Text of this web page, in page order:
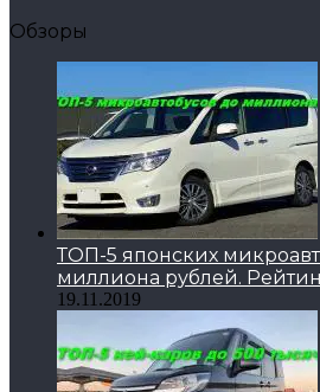
Обзоры
ТОП-5 японских
миллиона рублей.
19.11.2019